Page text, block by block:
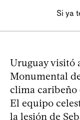
Si ya
Uruguay visitó
Monumental
clima caribeño
El equipo
la lesión de